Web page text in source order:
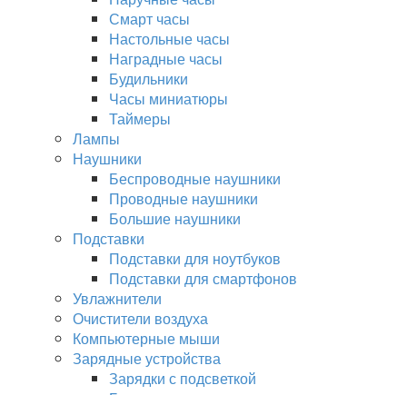
Смарт часы
Настольные часы
Наградные часы
Будильники
Часы миниатюры
Таймеры
Лампы
Наушники
Беспроводные наушники
Проводные наушники
Большие наушники
Подставки
Подставки для ноутбуков
Подставки для смартфонов
Увлажнители
Очистители воздуха
Компьютерные мыши
Зарядные устройства
Зарядки с подсветкой